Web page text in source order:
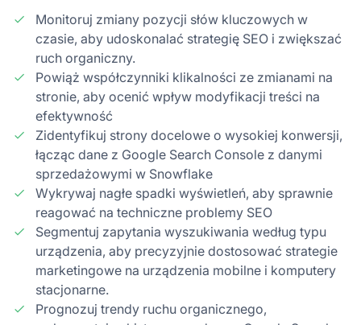
Monitoruj zmiany pozycji słów kluczowych w
czasie, aby udoskonalać strategię SEO i zwiększać
ruch organiczny.
Powiąż współczynniki klikalności ze zmianami na
stronie, aby ocenić wpływ modyfikacji treści na
efektywność
Zidentyfikuj strony docelowe o wysokiej konwersji,
łącząc dane z Google Search Console z danymi
sprzedażowymi w Snowflake
Wykrywaj nagłe spadki wyświetleń, aby sprawnie
reagować na techniczne problemy SEO
Segmentuj zapytania wyszukiwania według typu
urządzenia, aby precyzyjnie dostosować strategie
marketingowe na urządzenia mobilne i komputery
stacjonarne.
Prognozuj trendy ruchu organicznego,